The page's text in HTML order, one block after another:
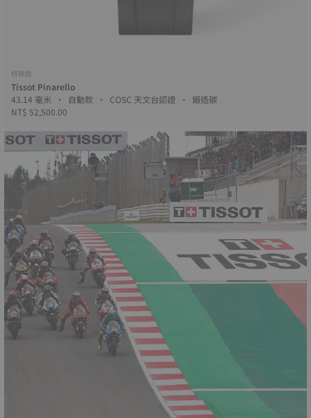
特殊款
Tissot Pinarello
43.14 毫米 • 自動款 • COSC 天文台認證 • 鍛造碳
NT$ 52,500.00